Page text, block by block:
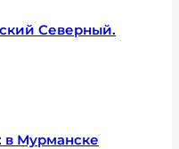
Северный.
в Мурманске